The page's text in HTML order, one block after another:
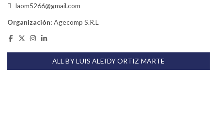
laom5266@gmail.com
Organización: Agecomp S.R.L
ALL BY LUIS ALEIDY ORTIZ MARTE